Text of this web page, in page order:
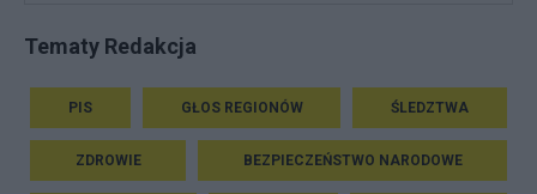
Tematy Redakcja
PIS GŁOS REGIONÓW ŚLEDZTWA
ZDROWIE BEZPIECZEŃSTWO NARODOWE